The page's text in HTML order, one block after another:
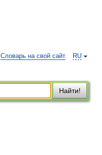
RU
Словарь на свой сайт
Найти!